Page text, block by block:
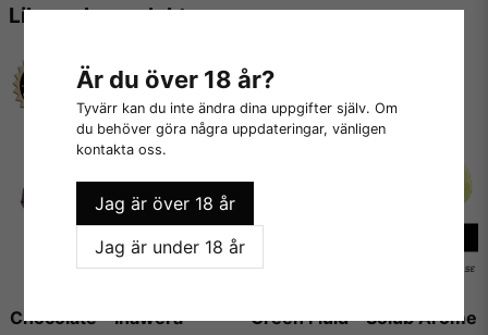
Liknande produkter
Chocolate - Inawera Green Fluid - Solub Arome
- Fetter
- Socker
- Sötningsmedel
- Konserveringsmedel
Är du över 18 år?
Tyvärr kan du inte ändra dina uppgifter själv. Om
du behöver göra några uppdateringar, vänligen
kontakta oss.
Jag är över 18 år
Jag är under 18 år